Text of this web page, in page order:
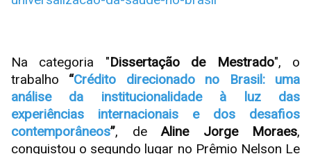
Na categoria "Dissertação de Mestrado", o
trabalho “Crédito direcionado no Brasil: uma
análise da institucionalidade à luz das
experiências internacionais e dos desafios
contemporâneos”, deAline Jorge Moraes,
conquistou o segundo lugar no Prêmio Nelson Le